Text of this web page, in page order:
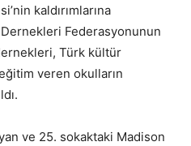
kaldırımlarına
Federasyonunun
Türk kültür
veren okulların
ve 25. sokaktaki Madison